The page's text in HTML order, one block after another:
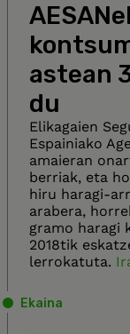
astean
du
Elikagaien
Espainiako
amaieran
berriak, eta
hiru haragi-
arabera,
gramo haragi
2018tik
lerrokatuta.
Ekaina